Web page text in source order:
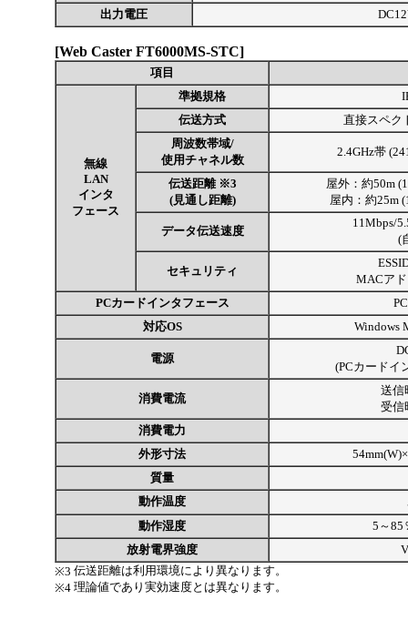
出力電圧
[Web Caster FT6000MS-STC]
項目
無線
LAN
インタ
フェース
準拠規格
伝送方式
直接スペク
周波数帯域/
使用チャネル数
2.4GHz帯
伝送距離 ※3
(見通し距離)
屋外：約50m
屋内：約25m
データ伝送速度
11Mbps/
(
セキュリティ
MACア
PCカードインタフェース
対応OS
Windows
電源
(PCカードイ
消費電流
送信
受信
消費電力
外形寸法
質量
動作温度
動作湿度
5～85
放射電界強度
※3 伝送距離は利用環境により異なります。
※4 理論値であり実効速度とは異なります。